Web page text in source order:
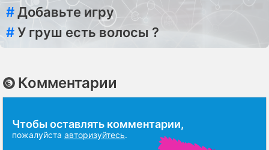
#Добавьте игру
#У груш есть волосы ?
Комментарии
Чтобы оставлять комментарии,
пожалуйста авторизуйтесь.